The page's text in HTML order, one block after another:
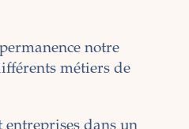
notre
métiers de